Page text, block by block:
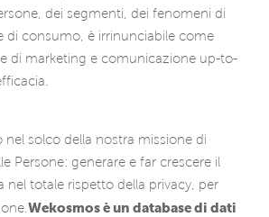
dei segmenti, dei fenomeni di
di consumo, è irrinunciabile come
di marketing e comunicazione up-to-
nel solco della nostra missione di
Persone: generare e far crescere il
nel totale rispetto della privacy, per
Wekosmos è un database di dati